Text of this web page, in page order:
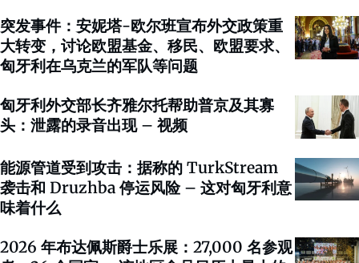
突发事件：安妮塔-欧尔班宣布外交政策重
大转变，讨论欧盟基金、移民、欧盟要求、
匈牙利在乌克兰的军队等问题
匈牙利外交部长齐雅尔托帮助普京及其寡
头：泄露的录音出现 – 视频
能源管道受到攻击：据称的 TurkStream
袭击和 Druzhba 停运风险 – 这对匈牙利意
味着什么
2026 年布达佩斯爵士乐展：27,000 名参观